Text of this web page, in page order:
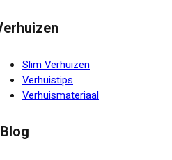
Slim Verhuizen
Verhuistips
Verhuismateriaal
Blog